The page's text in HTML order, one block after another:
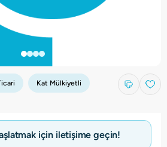
Kat Mülkiyetli
için iletişime geçin!